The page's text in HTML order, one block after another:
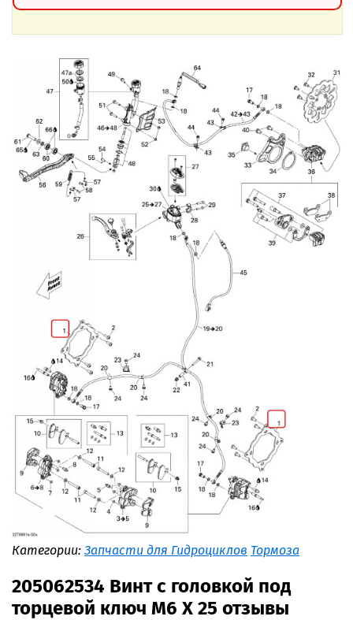
Категории: Запчасти для Гидроциклов Тормоза
205062534 Винт с головкой под
торцевой ключ M6 X 25 отзывы